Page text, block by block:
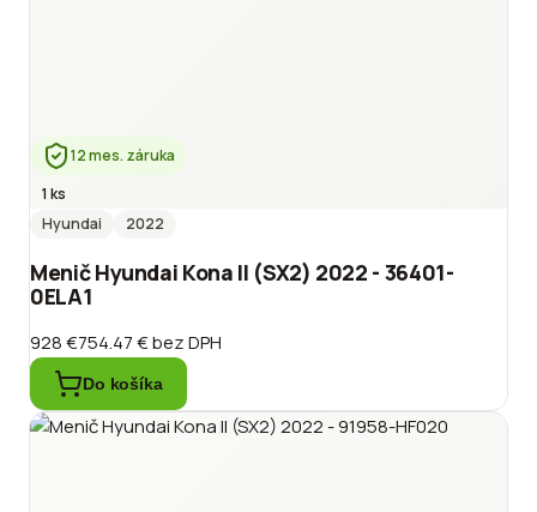
12 mes. záruka
1 ks
Hyundai
2022
Menič Hyundai Kona II (SX2) 2022 - 36401-
0ELA1
928 €754.47 €bez DPH
Do košíka